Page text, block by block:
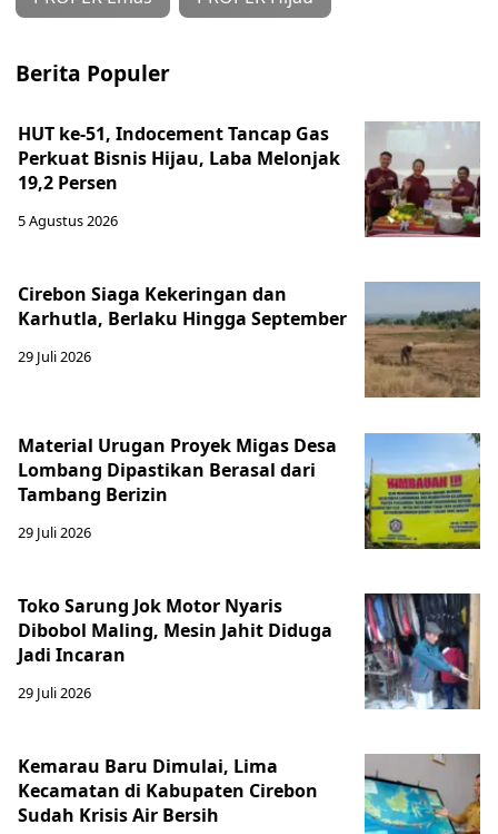
Berita Populer
HUT ke-51, Indocement Tancap Gas
Perkuat Bisnis Hijau, Laba Melonjak
19,2 Persen
5 Agustus 2026
Cirebon Siaga Kekeringan dan
Karhutla, Berlaku Hingga September
29 Juli 2026
Material Urugan Proyek Migas Desa
Lombang Dipastikan Berasal dari
Tambang Berizin
29 Juli 2026
Toko Sarung Jok Motor Nyaris
Dibobol Maling, Mesin Jahit Diduga
Jadi Incaran
29 Juli 2026
Kemarau Baru Dimulai, Lima
Kecamatan di Kabupaten Cirebon
Sudah Krisis Air Bersih